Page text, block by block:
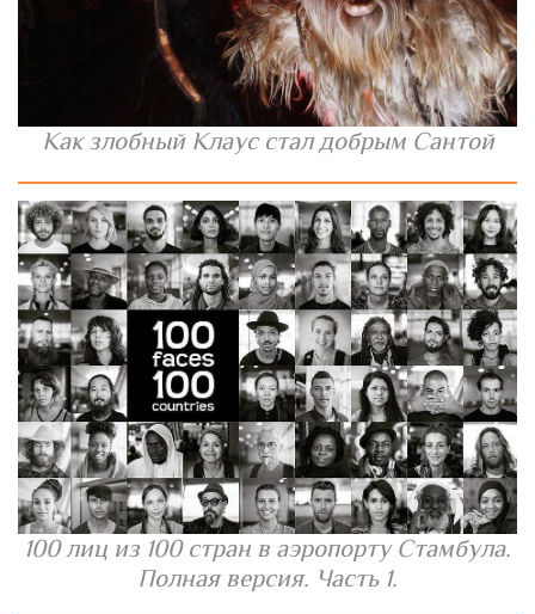
Как злобный Клаус стал добрым Сантой
100 лиц из 100 стран в аэропорту Стамбула.
Полная версия. Часть 1.